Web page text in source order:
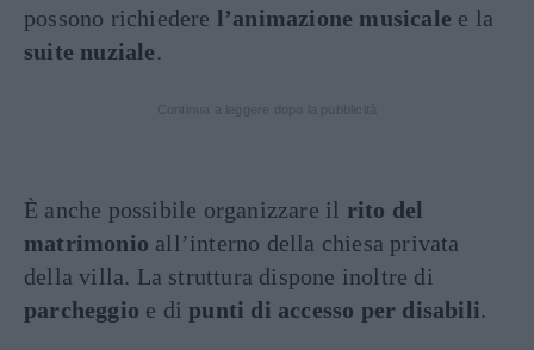
possono richiedere l’animazione musicale e la
suite nuziale.
È anche possibile organizzare il rito del
matrimonio all’interno della chiesa privata
della villa. La struttura dispone inoltre di
parcheggio e dipunti di accesso per disabili.